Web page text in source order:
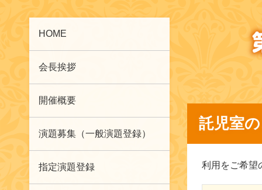
HOME
会長挨拶
開催概要
演題募集（一般演題登録）
指定演題登録
託児室
利用をご希望